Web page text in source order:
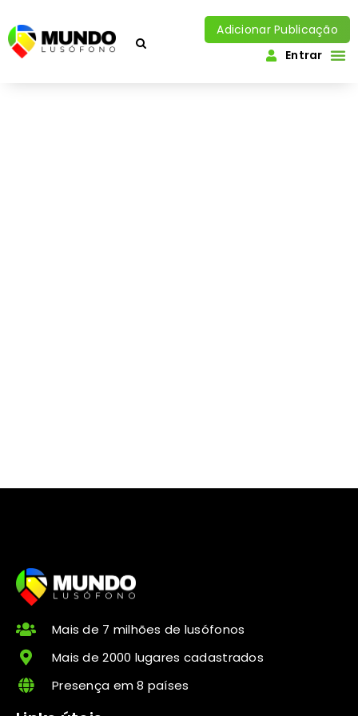
Adicionar Publicação
Entrar
Mais de 7 milhões de lusófonos
Mais de 2000 lugares cadastrados
Presença em 8 países